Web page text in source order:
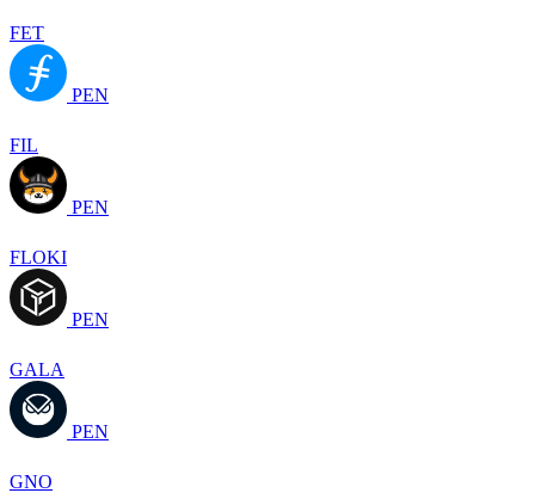
FET
PEN
FIL
PEN
FLOKI
PEN
GALA
PEN
GNO